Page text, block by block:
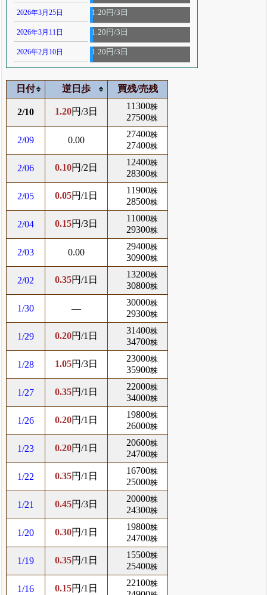
2026年3月25日 1.20円/3日
2026年3月11日 1.20円/3日
2026年2月10日 1.20円/3日
日付 逆日歩 買残/売残
2/10 1.20円/3日
11300株
27500株
2/09 0.00
27400株
27400株
2/06 0.10円/2日
12400株
28300株
2/05 0.05円/1日
11900株
28500株
2/04 0.15円/3日
11000株
29300株
2/03 0.00
29400株
30900株
2/02 0.35円/1日
13200株
30800株
1/30 ―
30000株
29300株
1/29 0.20円/1日
31400株
34700株
1/28 1.05円/3日
23000株
35900株
1/27 0.35円/1日
22000株
34000株
1/26 0.20円/1日
19800株
26000株
1/23 0.20円/1日
20600株
24700株
1/22 0.35円/1日
16700株
25000株
1/21 0.45円/3日
20000株
24300株
1/20 0.30円/1日
19800株
24700株
1/19 0.35円/1日
15500株
25400株
1/16 0.15円/1日
22100株